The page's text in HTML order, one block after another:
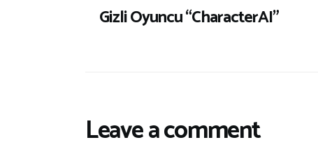
Gizli Oyuncu “CharacterAI”
Leave a comment